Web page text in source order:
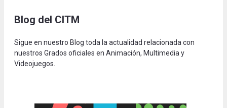
Blog del CITM
Sigue en nuestro Blog toda la actualidad relacionada con
nuestros Grados oficiales en Animación, Multimedia y
Videojuegos.